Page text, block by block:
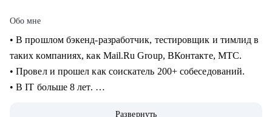
Обо мне
• В прошлом бэкенд-разработчик, тестировщик и тимлид в
таких компаниях, как Mail.Ru Group, ВКонтакте, МТС.
• Провел и прошел как соискатель 200+ собеседований.
• В IT больше 8 лет.
Развернуть